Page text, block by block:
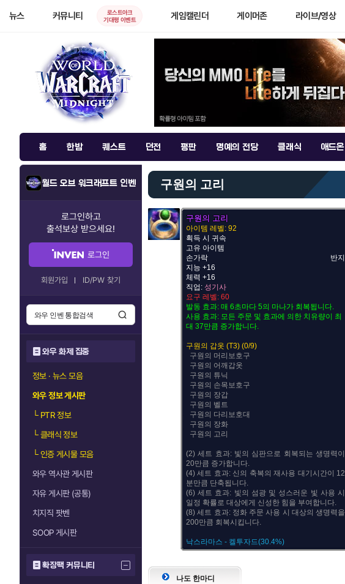
뉴스 커뮤니티
로스트아크
기대평 이벤트
게임캘린더 게이머존 라이브/영상
홈 한밤 퀘스트 던전 평판 명예의 전당 클래식 애드온
월드 오브 워크래프트 인벤
로그인하고
출석보상 받으세요!
로그인
회원가입 ID/PW 찾기
와우 화제 집중
정보 · 뉴스 모음
와우 정보 게시판
└PTR 정보
└클래식 정보
└인증 게시물 모음
와우 역사관 게시판
자유 게시판 (공통)
치지직 팟벤
SOOP 게시판
확장팩 커뮤니티
구원의 고리
구원의 고리
아이템 레벨: 92
획득 시 귀속
고유 아이템
손가락
반지
지능 +16
체력 +16
직업: 성기사
요구 레벨: 60
발동 효과: 매 6초마다 5의 마나가 회복됩니다.
사용 효과: 모든 주문 및 효과에 의한 치유량이 최
대 37만큼 증가합니다.
구원의 갑옷 (T3) (0/9)
구원의 머리보호구
구원의 어깨갑옷
구원의 튜닉
구원의 손목보호구
구원의 장갑
구원의 벨트
구원의 다리보호대
구원의 장화
구원의 고리
(2) 세트 효과: 빛의 심판으로 회복되는 생명력이
20만큼 증가합니다.
(4) 세트 효과: 신의 축복의 재사용 대기시간이 12
분만큼 단축됩니다.
(6) 세트 효과: 빛의 섬광 및 성스러운 빛 사용 시
일정 확률로 대상에게 신성한 힘을 부여합니다.
(8) 세트 효과: 정화 주문 사용 시 대상의 생명력을
200만큼 회복시킵니다.
낙스라마스 - 켈투자드(30.4%)
나도 한마디